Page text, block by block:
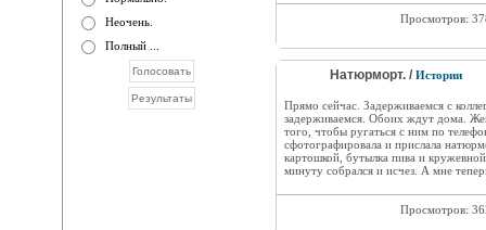
Неочень.
Полный ...
Просмотров:
Натюрморт. / Истории
Прямо сейчас. Задерживаемся с
задерживаемся. Обоих ждут дома.
того, чтобы ругаться с ним по
сфотографировала и прислала
картошкой, бутылка пива и
минуту собрался и исчез. А мне
Просмотров: